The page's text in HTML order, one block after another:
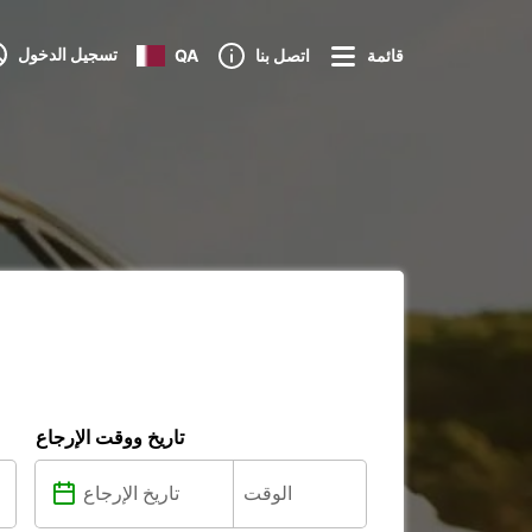
تسجيل الدخول QA اتصل بنا قائمة
تاريخ ووقت الإرجاع